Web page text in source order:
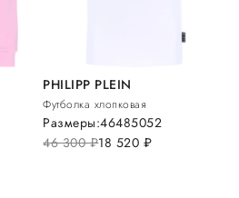
PHILIPP PLEIN
Футболка хлопковая
46 300руб.18 520 руб.
Размеры:46485052